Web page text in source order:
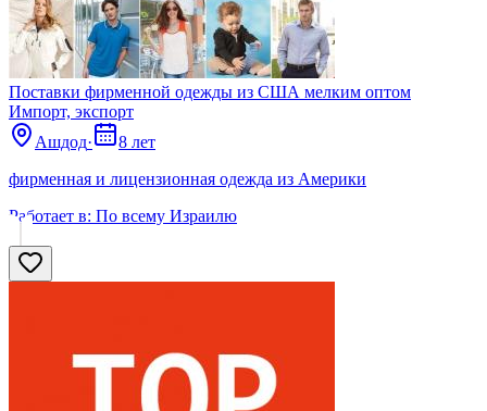
Поставки фирменной одежды из США мелким оптом
Импорт, экспорт
Ашдод·
8 лет
фирменная и лицензионная одежда из Америки
Работает в: По всему Израилю